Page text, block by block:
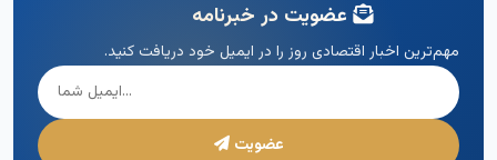
عضویت در خبرنامه
مهم‌ترین اخبار اقتصادی روز را در ایمیل خود دریافت کنید.
عضویت